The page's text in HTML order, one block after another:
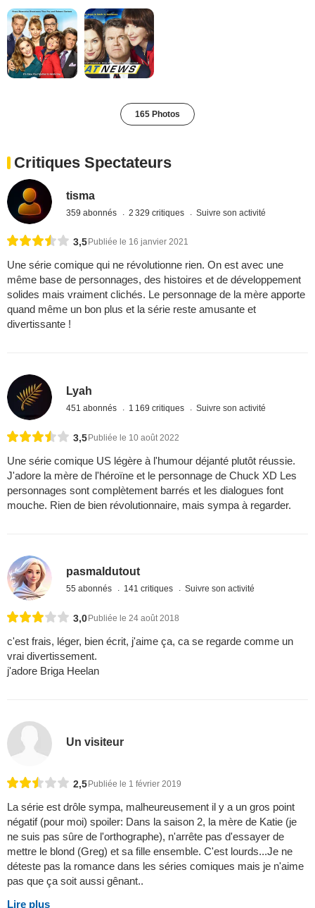
165 Photos
Critiques Spectateurs
tisma
359 abonnés 2 329 critiques Suivre son activité
3,5 Publiée le 16 janvier 2021
Une série comique qui ne révolutionne rien. On est avec une
même base de personnages, des histoires et de développement
solides mais vraiment clichés. Le personnage de la mère apporte
quand même un bon plus et la série reste amusante et
divertissante !
Lyah
451 abonnés 1 169 critiques Suivre son activité
3,5Publiée le 10 août 2022
Une série comique US légère à l'humour déjanté plutôt réussie.
J'adore la mère de l'héroïne et le personnage de Chuck XD Les
personnages sont complètement barrés et les dialogues font
mouche. Rien de bien révolutionnaire, mais sympa à regarder.
pasmaldutout
55 abonnés 141 critiques Suivre son activité
3,0Publiée le 24 août 2018
c'est frais, léger, bien écrit, j'aime ça, ca se regarde comme un
vrai divertissement.
j'adore Briga Heelan
Un visiteur
2,5 Publiée le 1 février 2019
La série est drôle sympa, malheureusement il y a un gros point
négatif (pour moi) spoiler: Dans la saison 2, la mère de Katie (je
ne suis pas sûre de l'orthographe), n'arrête pas d'essayer de
mettre le blond (Greg) et sa fille ensemble. C'est lourds...Je ne
déteste pas la romance dans les séries comiques mais je n'aime
pas que ça soit aussi gênant..
Lire plus